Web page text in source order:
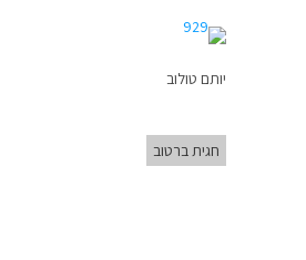
יותם טולוב
חגית ברטוב